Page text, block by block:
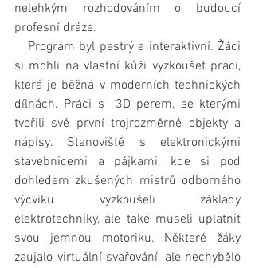
nelehkým rozhodováním o budoucí
profesní dráze.
Program byl pestrý a interaktivní. Žáci
si mohli na vlastní kůži vyzkoušet práci,
která je běžná v moderních technických
dílnách. Práci s  3D perem, se kterými
tvořili své první trojrozměrné objekty a
nápisy. Stanoviště s elektronickými
stavebnicemi a pájkami, kde si pod
dohledem zkušených mistrů odborného
výcviku vyzkoušeli základy
elektrotechniky, ale také museli uplatnit
svou jemnou motoriku. Některé žáky
zaujalo virtuální svařování, ale nechybělo